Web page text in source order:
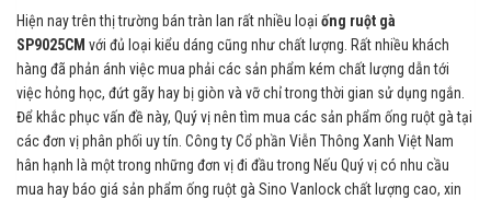
Hiện nay trên thị trường bán tràn lan rất nhiều loại ống ruột gà
SP9025CM với đủ loại kiểu dáng cũng như chất lượng. Rất nhiều khách
hàng đã phản ánh việc mua phải các sản phẩm kém chất lượng dẫn tới
việc hỏng học, đứt gãy hay bị giòn và vỡ chỉ trong thời gian sử dụng ngắn.
Để khắc phục vấn đề này, Quý vị nên tìm mua các sản phẩm ống ruột gà tại
các đơn vị phân phối uy tín. Công ty Cổ phần Viễn Thông Xanh Việt Nam
hân hạnh là một trong những đơn vị đi đầu trong Nếu Quý vị có nhu cầu
mua hay báo giá sản phẩm ống ruột gà Sino Vanlock chất lượng cao, xin